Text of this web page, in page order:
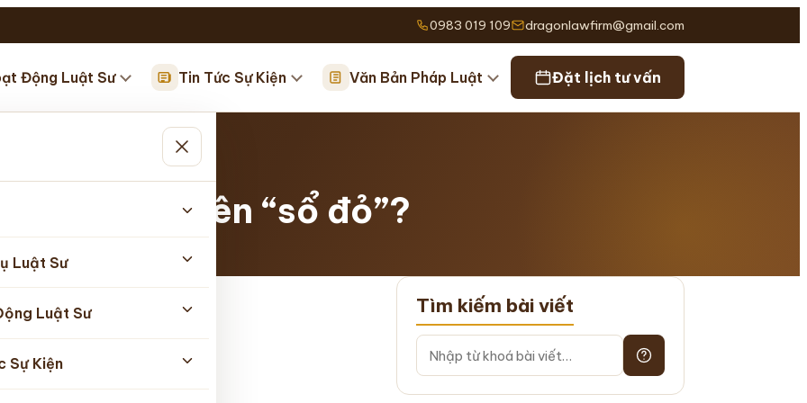
0983 019 109 dragonlawfirm@gmail.com
Động Luật Sư Tin Tức Sự Kiện Văn Bản Pháp Luật Đặt lịch tư vấn
Luật Sư
Luật Sư
Sự Kiện
khó sang tên “sổ đỏ”?
2026
Tìm kiếm bài viết